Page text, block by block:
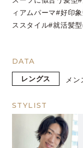
ィアムパーマ#好印
ススタイル#就活髪
DATA
レングス メン
STYLIST